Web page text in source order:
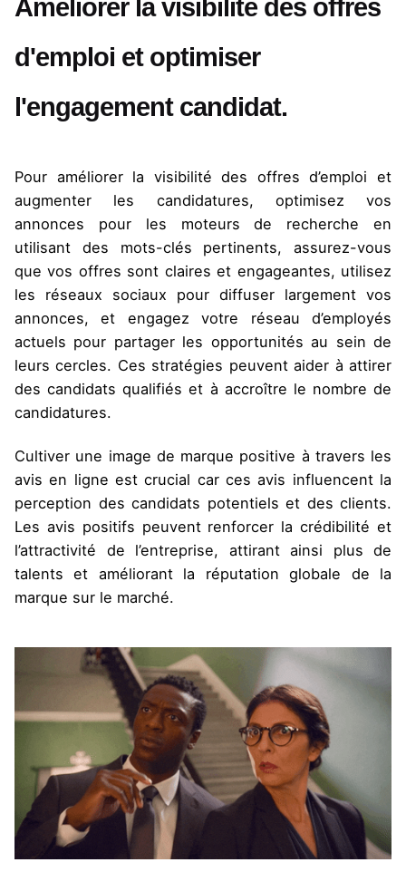
Améliorer la visibilité des offres
d'emploi et optimiser
l'engagement candidat.
Pour améliorer la visibilité des offres d’emploi et
augmenter les candidatures, optimisez vos
annonces pour les moteurs de recherche en
utilisant des mots-clés pertinents, assurez-vous
que vos offres sont claires et engageantes, utilisez
les réseaux sociaux pour diffuser largement vos
annonces, et engagez votre réseau d’employés
actuels pour partager les opportunités au sein de
leurs cercles. Ces stratégies peuvent aider à attirer
des candidats qualifiés et à accroître le nombre de
candidatures​​.
Cultiver une image de marque positive à travers les
avis en ligne est crucial car ces avis influencent la
perception des candidats potentiels et des clients.
Les avis positifs peuvent renforcer la crédibilité et
l’attractivité de l’entreprise, attirant ainsi plus de
talents et améliorant la réputation globale de la
marque sur le marché.